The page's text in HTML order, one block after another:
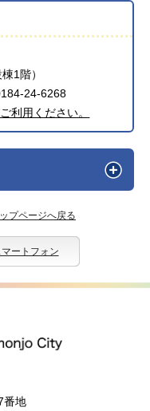
1階）
24-6268
利用ください。
ップページへ戻る
マートフォン
番地